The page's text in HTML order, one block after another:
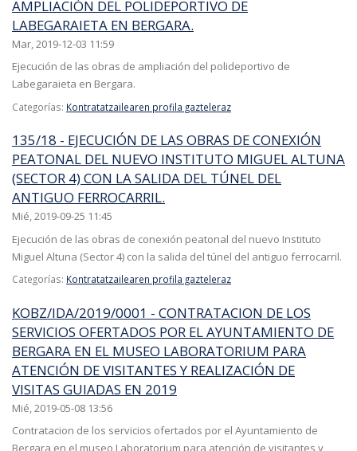
AMPLIACIÓN DEL POLIDEPORTIVO DE
LABEGARAIETA EN BERGARA.
Mar, 2019-12-03 11:59
Ejecución de las obras de ampliación del polideportivo de
Labegaraieta en Bergara.
Categorías: Kontratatzailearen profila gazteleraz
135/18 - EJECUCIÓN DE LAS OBRAS DE CONEXIÓN
PEATONAL DEL NUEVO INSTITUTO MIGUEL ALTUNA
(SECTOR 4) CON LA SALIDA DEL TÚNEL DEL
ANTIGUO FERROCARRIL.
Mié, 2019-09-25 11:45
Ejecución de las obras de conexión peatonal del nuevo Instituto
Miguel Altuna (Sector 4) con la salida del túnel del antiguo ferrocarril.
Categorías: Kontratatzailearen profila gazteleraz
KOBZ/IDA/2019/0001 - CONTRATACION DE LOS
SERVICIOS OFERTADOS POR EL AYUNTAMIENTO DE
BERGARA EN EL MUSEO LABORATORIUM PARA
ATENCIÓN DE VISITANTES Y REALIZACIÓN DE
VISITAS GUIADAS EN 2019
Mié, 2019-05-08 13:56
Contratacion de los servicios ofertados por el Ayuntamiento de
Bergara en el museo Laboratorium para atención de visitantes y